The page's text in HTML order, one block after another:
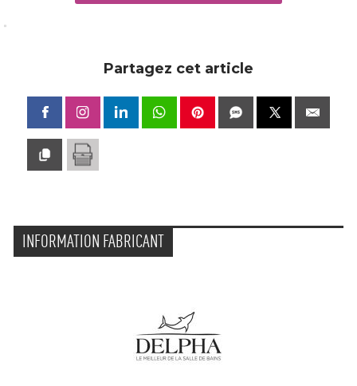
Partagez cet article
INFORMATION FABRICANT